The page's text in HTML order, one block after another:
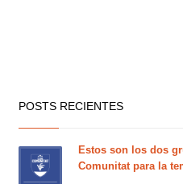
POSTS RECIENTES
Estos son los dos
Comunitat para la